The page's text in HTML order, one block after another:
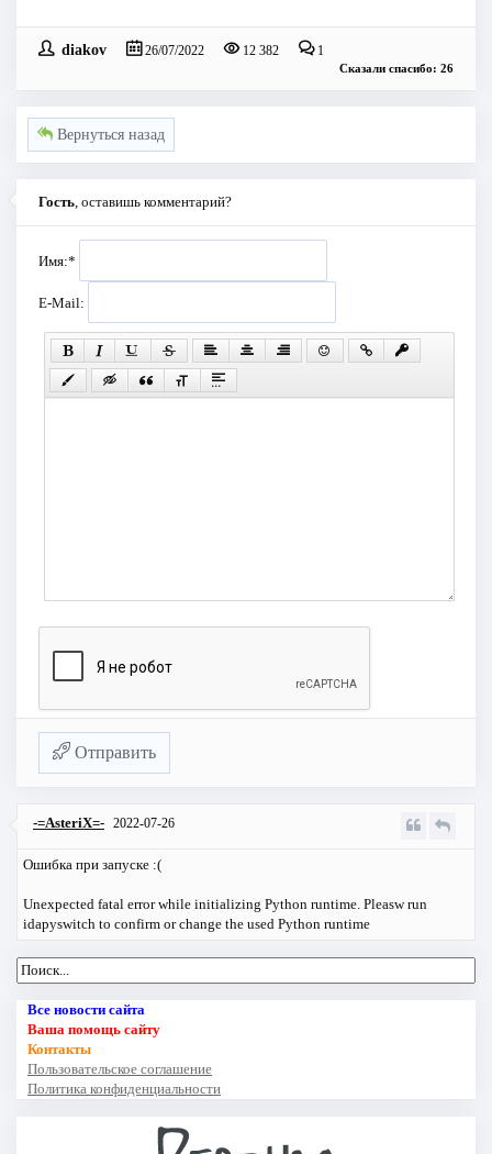
diakov 26/07/2022 12 382 1
Сказали спасибо: 26
Вернуться назад
Гость , оставишь комментарий?
Имя:*
E-Mail:
Отправить
-=AsteriX=- 2022-07-26
Ошибка при запуске :(
Unexpected fatal error while initializing Python runtime. Pleasw run
idapyswitch to confirm or change the used Python runtime
Все новости сайта
Ваша помощь сайту
Контакты
Пользовательское соглашение
Политика конфиденциальности